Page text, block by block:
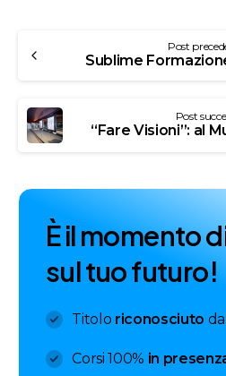
Post
Post
Èilmomentod
sultuofuturo!
Titolo riconosciuto
Corsi 100% in